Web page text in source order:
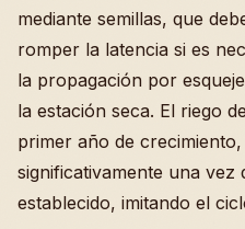
mediante semillas, que
romper la latencia si es
la propagación por
la estación seca. El riego
primer año de
significativamente una vez
establecido, imitando el